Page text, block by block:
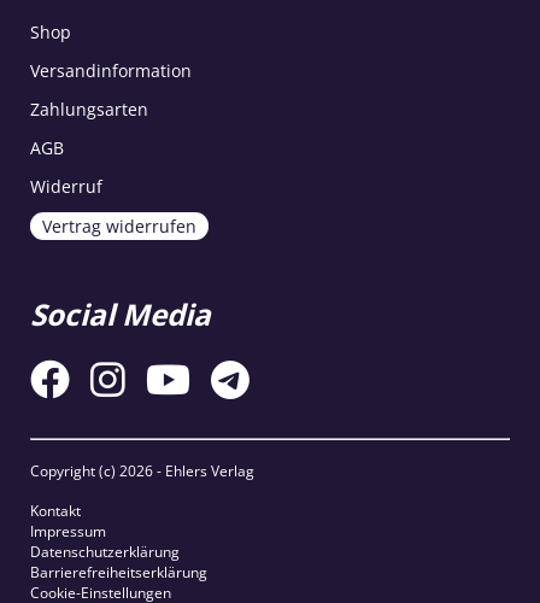
Shop
Versandinformation
Zahlungsarten
AGB
Widerruf
Vertrag widerrufen
Social Media
Copyright (c) 2026 - Ehlers Verlag
Kontakt
Impressum
Datenschutzerklärung
Barrierefreiheitserklärung
Cookie-Einstellungen